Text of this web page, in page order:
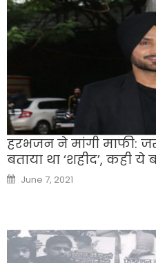
हरभजन ने मांगी माफी:
बताया था ‘शहीद’, कही ये
Posted
on
June 7, 2021